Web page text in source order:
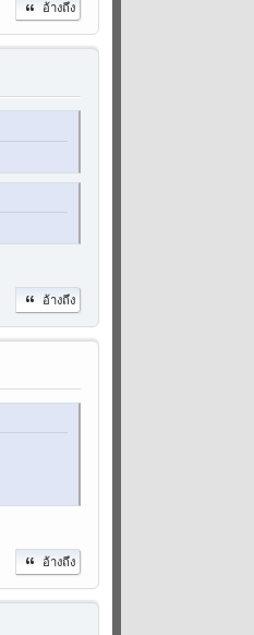
อ้างถึง
อ้างถึง
อ้างถึง